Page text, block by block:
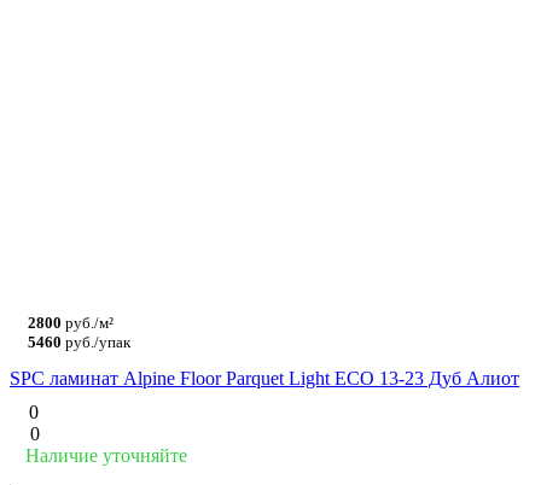
2800 руб./м²
5460 руб./упак
SPC ламинат Alpine Floor Parquet Light ЕСО 13-23 Дуб Алиот
0
0
Наличие уточняйте